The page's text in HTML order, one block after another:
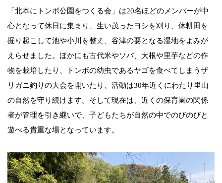
「北本にトンボ公園をつくる会」は20名ほどのメンバーが中
心となって休日に集まり、生い茂ったヨシを刈り、休耕田を
掘り起こして池や小川を整え、谷津の要となる湿地をよみが
えらせました。ほかにも古代米やソバ、大根や里芋などの作
物を栽培したり、トンボの幼虫であるヤゴを食べてしまうザ
リガニ釣りの大会を開いたり、活動は30年近くにわたり里山
の自然を守り続けます。そして現在は、近くの保育園の関係
者が管理を引き継いで、子どもたちが自然の中でのびのびと
遊べる貴重な場となっています。